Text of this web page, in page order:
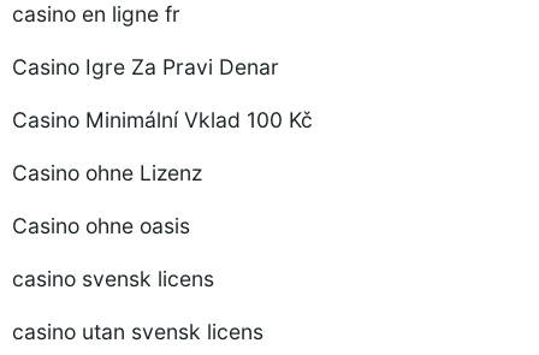
casino en ligne fr
Casino Igre Za Pravi Denar
Casino Minimální Vklad 100 Kč
Casino ohne Lizenz
Casino ohne oasis
casino svensk licens
casino utan svensk licens